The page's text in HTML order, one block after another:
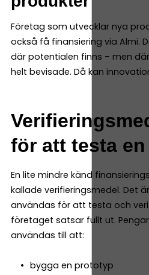
Företag som utvecklar nya
också få finansiering via Almi.
där potentialen finns – men
helt bevisade. Då kan
för att testa
En lite mindre känd
kallade verifieringsmedel. Det
användas för att testa och
företaget satsar fullt ut.
användas till att:
bygga en prototyp